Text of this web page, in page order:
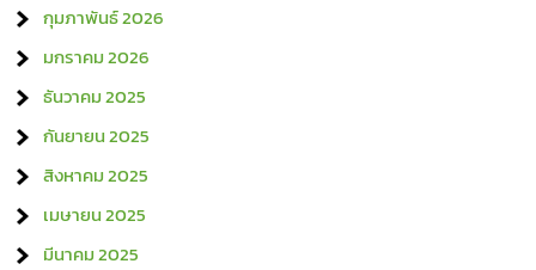
กุมภาพันธ์ 2026
มกราคม 2026
ธันวาคม 2025
กันยายน 2025
สิงหาคม 2025
เมษายน 2025
มีนาคม 2025